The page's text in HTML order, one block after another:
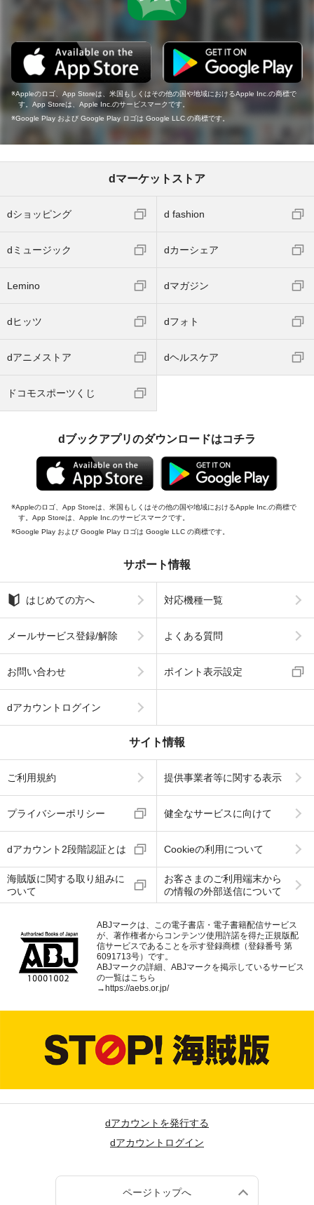
Appleのロゴ、App Storeは、米国もしくはその他の国や地域におけるApple Inc.の商標で
す。App Storeは、Apple Inc.のサービスマークです。
Google Play および Google Play ロゴは Google LLC の商標です。
dマーケットストア
dショッピング d fashion
dミュージック dカーシェア
Lemino dマガジン
dヒッツ dフォト
dアニメストア dヘルスケア
ドコモスポーツくじ
dブックアプリのダウンロードはコチラ
Appleのロゴ、App Storeは、米国もしくはその他の国や地域におけるApple Inc.の商標で
す。App Storeは、Apple Inc.のサービスマークです。
Google Play および Google Play ロゴは Google LLC の商標です。
サポート情報
はじめての方へ 対応機種一覧
メールサービス登録/解除 よくある質問
お問い合わせ ポイント表示設定
dアカウントログイン
サイト情報
ご利用規約 提供事業者等に関する表示
プライバシーポリシー 健全なサービスに向けて
dアカウント2段階認証とは Cookieの利用について
海賊版に関する取り組みに
ついて
お客さまのご利用端末から
の情報の外部送信について
ABJマークは、この電子書店・電子書籍配信サービス
が、著作権者からコンテンツ使用許諾を得た正規版配
信サービスであることを示す登録商標（登録番号 第
6091713号）です。
ABJマークの詳細、ABJマークを掲示しているサービス
の一覧はこちら
→ https://aebs.or.jp/
dアカウントを発行する
dアカウントログイン
ページトップへ